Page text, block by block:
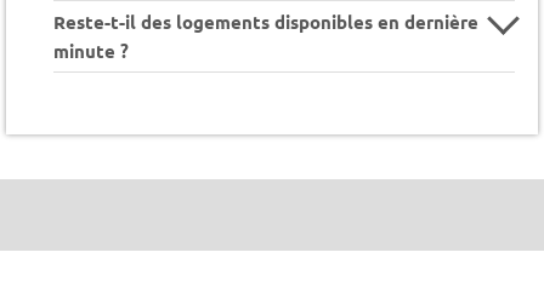
Reste-t-il des logements disponibles en dernière
minute ?